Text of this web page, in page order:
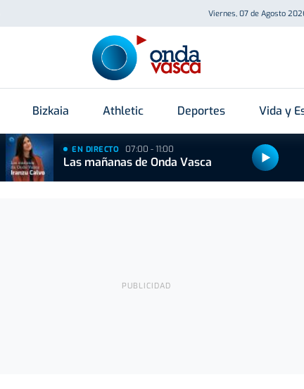
Viernes, 07 de Agosto
Bizkaia Athletic Deportes Vida y
EN DIRECTO 07:00 - 11:00
Las mañanas de Onda Vasca